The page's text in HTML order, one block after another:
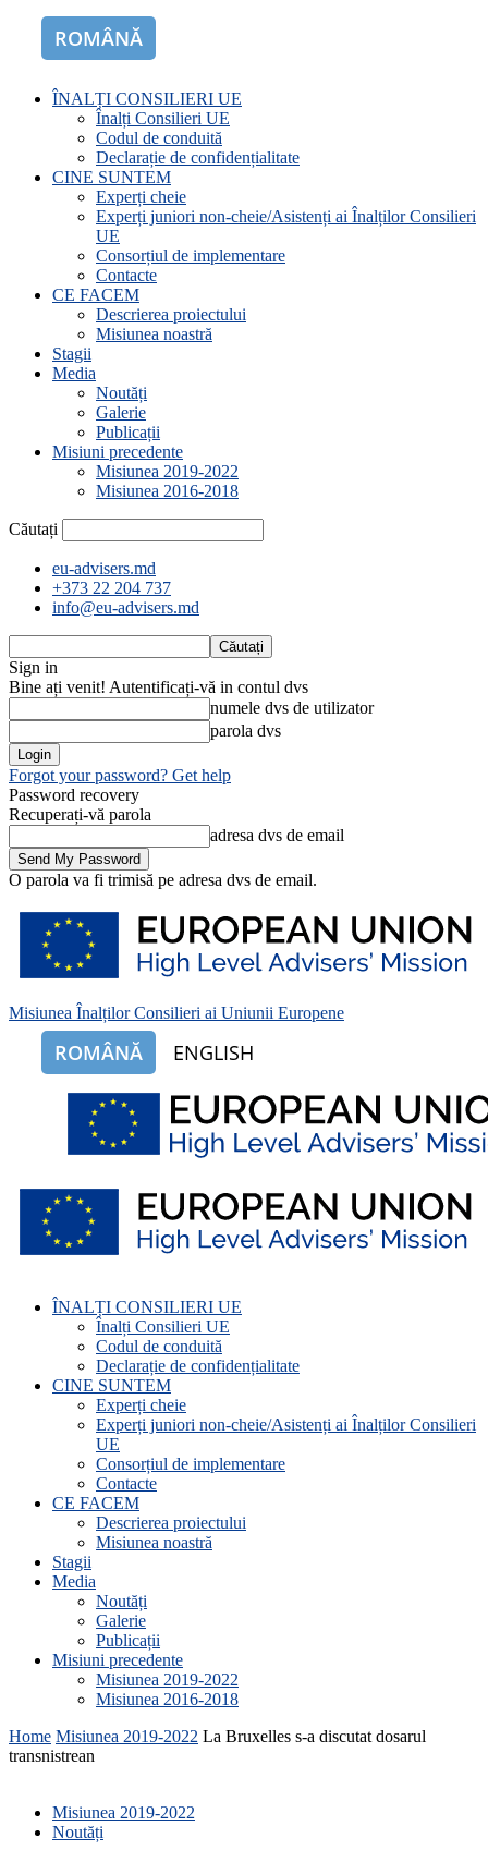
ROMÂNĂ
ÎNALȚI CONSILIERI UE
Înalți Consilieri UE
Codul de conduită
Declarație de confidențialitate
CINE SUNTEM
Experți cheie
Experți juniori non-cheie/Asistenți ai Înalților Consilieri
UE
Consorțiul de implementare
Contacte
CE FACEM
Descrierea proiectului
Misiunea noastră
Stagii
Media
Noutăți
Galerie
Publicații
Misiuni precedente
Misiunea 2019-2022
Misiunea 2016-2018
Căutați
eu-advisers.md
+373 22 204 737
info@eu-advisers.md
Sign in
Bine ați venit! Autentificați-vă in contul dvs
numele dvs de utilizator
parola dvs
Forgot your password? Get help
Password recovery
Recuperați-vă parola
adresa dvs de email
O parola va fi trimisă pe adresa dvs de email.
Misiunea Înalților Consilieri ai Uniunii Europene
ROMÂNĂ ENGLISH
ÎNALȚI CONSILIERI UE
Înalți Consilieri UE
Codul de conduită
Declarație de confidențialitate
CINE SUNTEM
Experți cheie
Experți juniori non-cheie/Asistenți ai Înalților Consilieri
UE
Consorțiul de implementare
Contacte
CE FACEM
Descrierea proiectului
Misiunea noastră
Stagii
Media
Noutăți
Galerie
Publicații
Misiuni precedente
Misiunea 2019-2022
Misiunea 2016-2018
Home Misiunea 2019-2022 La Bruxelles s-a discutat dosarul
transnistrean
Misiunea 2019-2022
Noutăți